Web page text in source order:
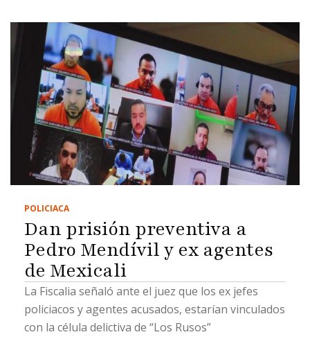
POLICIACA
Dan prisión preventiva a
Pedro Mendívil y ex agentes
de Mexicali
La Fiscalia señaló ante el juez que los ex jefes
policiacos y agentes acusados, estarían vinculados
con la célula delictiva de “Los Rusos”